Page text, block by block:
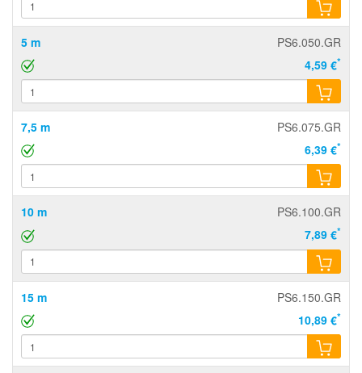
5 m
PS6.050.GR
4,59 €*
7,5 m
PS6.075.GR
6,39 €*
10 m
PS6.100.GR
7,89 €*
15 m
PS6.150.GR
10,89 €*